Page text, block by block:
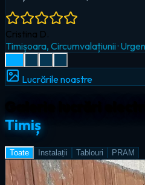
Radu I.
Giroc·Iluminat LED & smart home
Lucrările noastre
Timiș
Toate Instalații Tablouri PRAM